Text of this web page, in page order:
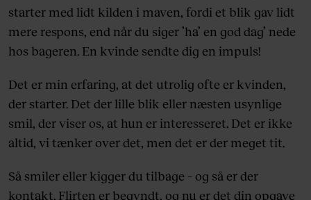
starter med lidt kilden i maven, fordi et blik gav lidt
mere respons, end når du siger ’ha’ en god dag’ nede
hos bageren. En kvinde sendte dig en impuls!
Det er min erfaring, at det utrolig ofte er kvinden,
der starter. Det der lille blik eller næsten usynlige
smil, der viser os, at hun er interesseret. Det er ikke
altid, vi tænker over det, men det er der meget tit.
Så smiler eller kigger du tilbage – og så er der
kontakt. Flirten er begyndt, og nu er det din opgave